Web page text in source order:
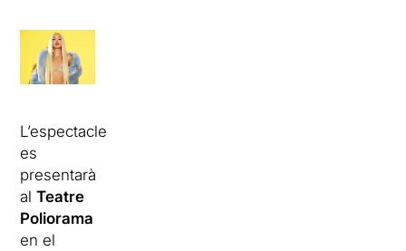
L’espectacle
es
presentarà
alTeatre
Poliorama
en el